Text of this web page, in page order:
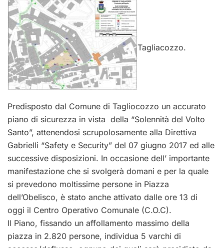
Tagliacozzo.
Predisposto dal Comune di Tagliocozzo un accurato
piano di sicurezza in vista della “Solennità del Volto
Santo”, attenendosi scrupolosamente alla Direttiva
Gabrielli “Safety e Security” del 07 giugno 2017 ed alle
successive disposizioni. In occasione dell’ importante
manifestazione che si svolgerà domani e per la quale
si prevedono moltissime persone in Piazza
dell’Obelisco, è stato anche attivato dalle ore 13 di
oggi il Centro Operativo Comunale (C.O.C).
Il Piano, fissando un affollamento massimo della
piazza in 2.820 persone, individua 5 varchi di